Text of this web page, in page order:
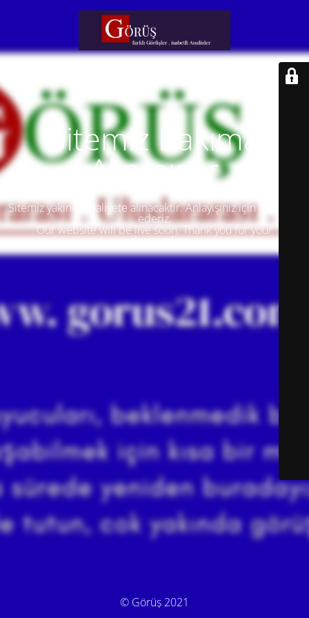
Sitemiz Bakıma
Alınmıştır
Sitemiz yakında faaliyete alınacaktır. Anlayışınız için teşekkür
ederiz.
Our website will be live soon. Thank you for your
understanding.
© Görüş 2021